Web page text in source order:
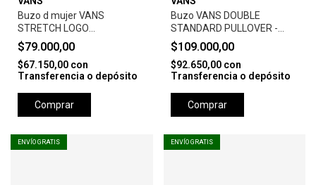
Buzo d mujer VANS
STRETCH LOGO
BLOUSSANT CREW - NEGRO
$79.000,00
$67.150,00 con
Transferencia o depósito
Comprar
Buzo VANS DOUBLE
STANDARD PULLOVER -
NEGRO
$109.000,00
$92.650,00 con
Transferencia o depósito
Comprar
ENVÍO GRATIS ENVÍO GRATIS